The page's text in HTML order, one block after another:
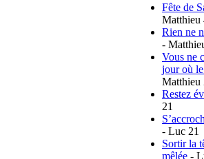
Fête de
Matthieu
Rien ne
-
Vous ne
jour où
Matthieu
Restez
21
- Luc 21
Sortir la
mêlée -